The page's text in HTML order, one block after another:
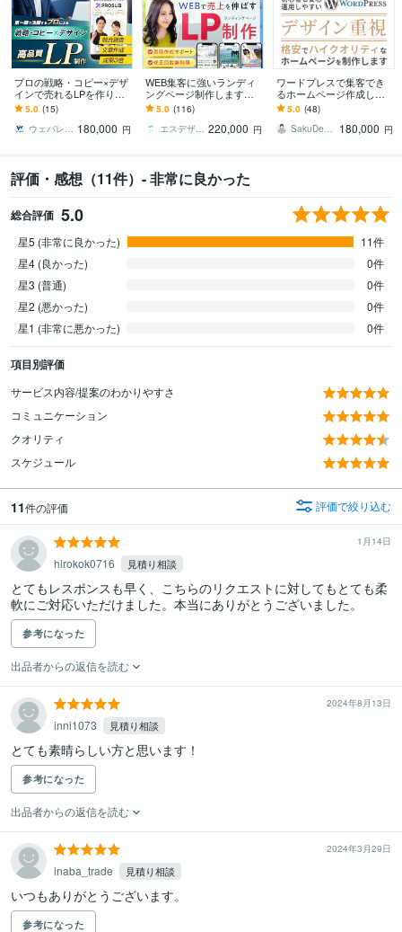
プロの戦略・コピー×デザ
インで売れるLPを作りま
す 広告費を抑えて成約率
を最大化！高反応の営業
ツールを構築します
5.0 (15)
ウェバレッジ 180,000 円
WEB集客に強いランディ
ングページ制作します
【公式PRO認定済】広告
成果を最大化するLPを制
作します
5.0 (116)
エスデザインマーケティング 220,000 円
ワードプレスで集客でき
るホームページ作成しま
す PRO認定!経験20年のプ
ロがWordPressでHP制作
5.0 (48)
SakuDesign
180,000 円
評価・感想（11件）- 非常に良かった
総合評価 5.0
星5 (非常に良かった)
11件
星4 (良かった)
0件
星3 (普通)
0件
星2 (悪かった)
0件
星1 (非常に悪かった)
0件
項目別評価
サービス内容/提案のわかりやすさ
コミュニケーション
クオリティ
スケジュール
11件の評価 評価で絞り込む
1月14日
hirokok0716 見積り相談
とてもレスポンスも早く、こちらのリクエストに対してもとても柔
軟にご対応いただけました。本当にありがとうございました。
参考になった
出品者からの返信を読む
2024年8月13日
inni1073 見積り相談
参考になった
出品者からの返信を読む
2024年3月29日
inaba_trade 見積り相談
いつもありがとうございます。
参考になった